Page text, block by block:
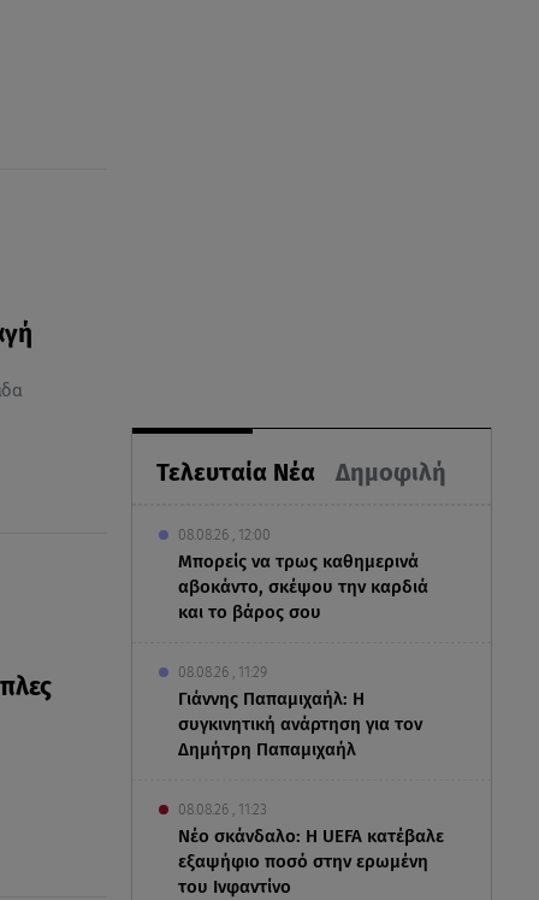
Τελευταία Νέα Δημοφιλή
08.08.26 , 12:00
Μπορείς να τρως καθημερινά
αβοκάντο, σκέψου την καρδιά
και το βάρος σου
08.08.26 , 11:29
Γιάννης Παπαμιχαήλ: Η
συγκινητική ανάρτηση για τον
Δημήτρη Παπαμιχαήλ
08.08.26 , 11:23
Νέο σκάνδαλο: Η UEFA κατέβαλε
εξαψήφιο ποσό στην ερωμένη
του Ινφαντίνο